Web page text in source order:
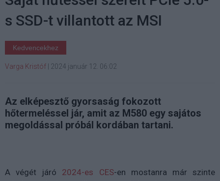
s SSD-t villantott az MSI
Kedvencekhez
Varga Kristóf | 2024 január 12. 06:02
Az elképesztő gyorsaság fokozott
hőtermeléssel jár, amit az M580 egy sajátos
megoldással próbál kordában tartani.
A végét járó 2024-es CES-en mostanra már szinte